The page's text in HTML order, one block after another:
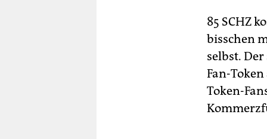
85 SCHZ
bisschen
selbst.
Fan-
Token-